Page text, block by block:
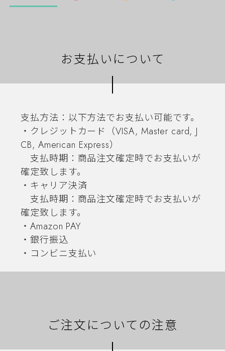
お支払いについて
支払方法：以下方法でお支払い可能です。
・クレジットカード（VISA, Master card, J
CB, American Express）
支払時期：商品注文確定時でお支払いが
確定致します。
・キャリア決済
支払時期：商品注文確定時でお支払いが
確定致します。
・Amazon PAY
・銀行振込
・コンビニ支払い
ご注文についての注意